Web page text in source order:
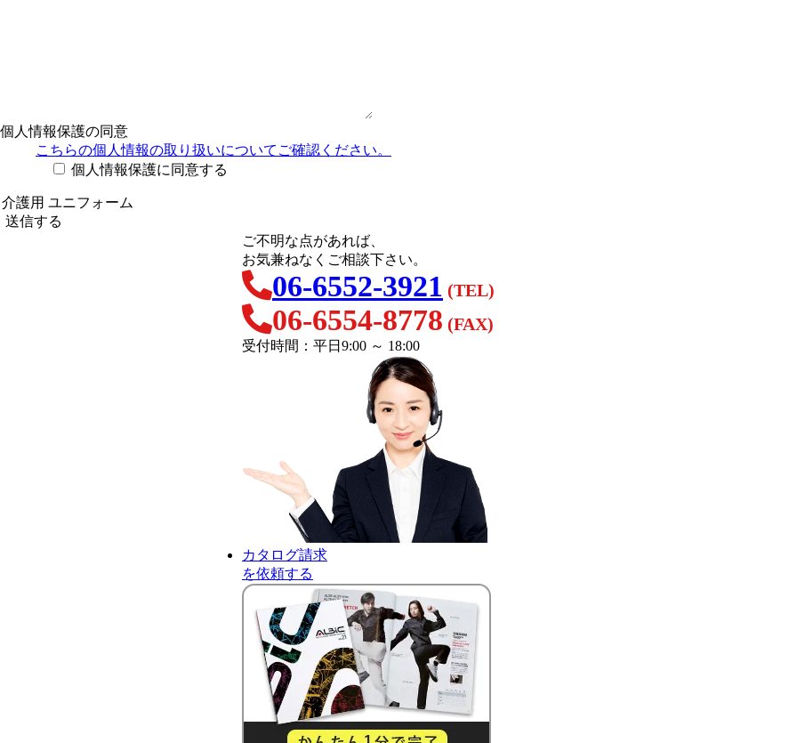
個人情報保護の同意
こちらの個人情報の取り扱いについてご確認ください。
個人情報保護に同意する
ご不明な点があれば、
お気兼ねなくご相談下さい。
06-6552-3921 (TEL)
06-6554-8778 (FAX)
受付時間：平日9:00 ～ 18:00
カタログ請求
を依頼する